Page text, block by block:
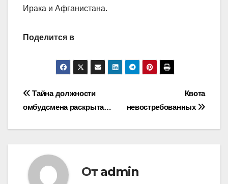
Ирака и Афганистана.
Поделится в
Навигация
по
Квота
невостребованных
Тайна должности
омбудсмена раскрыта…
От admin